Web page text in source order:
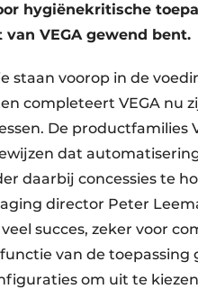
hygiënekritische
VEGA gewend bent.
staan voorop in de
completeert VEGA nu
De productfamilies
dat
daarbij concessies te
director Peter
succes, zeker voor
van de
om uit te